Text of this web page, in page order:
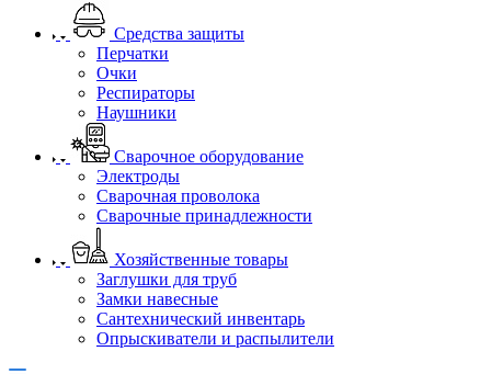
Средства защиты
Перчатки
Очки
Респираторы
Наушники
Сварочное оборудование
Электроды
Сварочная проволока
Сварочные принадлежности
Хозяйственные товары
Заглушки для труб
Замки навесные
Сантехнический инвентарь
Опрыскиватели и распылители